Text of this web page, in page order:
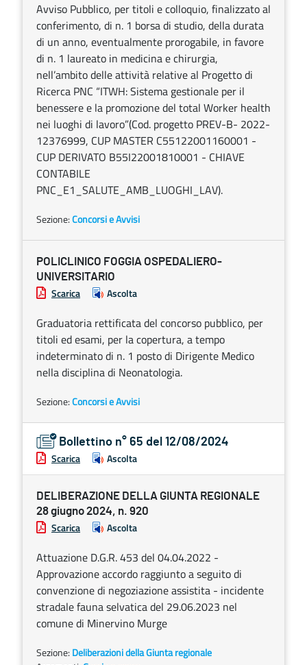
Avviso Pubblico, per titoli e colloquio, finalizzato al
conferimento, di n. 1 borsa di studio, della durata
di un anno, eventualmente prorogabile, in favore
di n. 1 laureato in medicina e chirurgia,
nell’ambito delle attività relative al Progetto di
Ricerca PNC “ITWH: Sistema gestionale per il
benessere e la promozione del total Worker health
nei luoghi di lavoro”(Cod. progetto PREV-B- 2022-
12376999, CUP MASTER C55122001160001 -
CUP DERIVATO B55I22001810001 - CHIAVE
CONTABILE
PNC_E1_SALUTE_AMB_LUOGHI_LAV).
Sezione:Concorsi e Avvisi
POLICLINICO FOGGIA OSPEDALIERO-
UNIVERSITARIO
Scarica Ascolta
Graduatoria rettificata del concorso pubblico, per
titoli ed esami, per la copertura, a tempo
indeterminato di n. 1 posto di Dirigente Medico
nella disciplina di Neonatologia.
Sezione:Concorsi e Avvisi
Bollettino n° 65 del 12/08/2024
Scarica Ascolta
DELIBERAZIONE DELLA GIUNTA REGIONALE
28 giugno 2024, n. 920
Scarica Ascolta
Attuazione D.G.R. 453 del 04.04.2022 -
Approvazione accordo raggiunto a seguito di
convenzione di negoziazione assistita - incidente
stradale fauna selvatica del 29.06.2023 nel
comune di Minervino Murge
Sezione: Deliberazioni della Giunta regionale